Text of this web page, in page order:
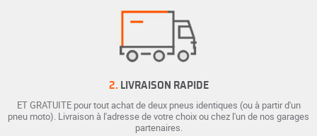
2. LIVRAISON RAPIDE
ET GRATUITE pour tout achat de deux pneus identiques (ou à partir d'un
pneu moto). Livraison à l'adresse de votre choix ou chez l'un de nos garages
partenaires.